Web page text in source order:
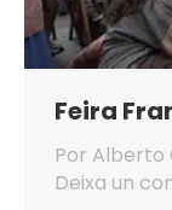
Feira
Por Alberto
Deixa un